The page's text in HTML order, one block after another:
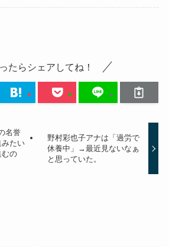
たらシェアしてね！
名誉
たい
むの
野村彩也子アナは「過労で
休養中」→最近見ないなぁ
と思っていた。